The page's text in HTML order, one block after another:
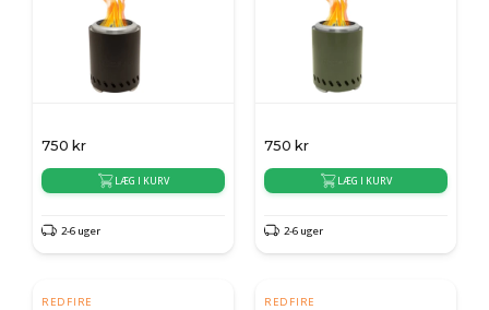
750 kr
LÆG I KURV
2-6 uger
750 kr
LÆG I KURV
2-6 uger
REDFIRE REDFIRE